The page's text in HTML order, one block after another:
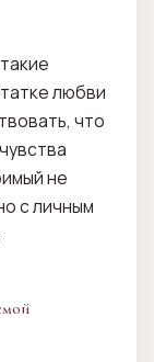
любви
что
не
с личным